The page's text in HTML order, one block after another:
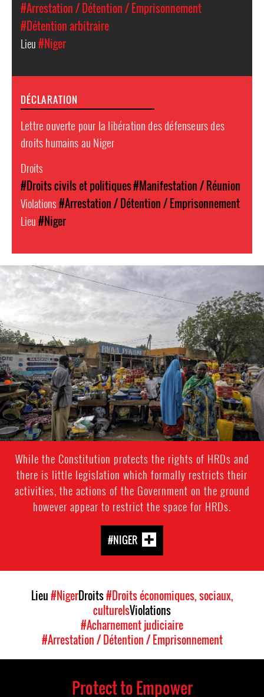
#Arrestation / Détention / Emprisonnement
#Détention arbitraire
Lieu#Niger
DÉCLARATION
Lettre ouverte pour la libération des défenseurs des
droits humains au Niger
Droits
#Droits civils et politiques#Manifestation / Réunion
Violations#Arrestation / Détention / Emprisonnement
Lieu#Niger
#Niger-
general-
context.jpg
While the Constitution protects the rights of HRDs and
there is little legislation which formally restricts their
activities, the actions of the Government on the ground
however appear to restrict the space for HRDs.
#NIGER
Lieu#NigerDroits#Droits économiques, sociaux,
culturelsViolations
#Acharnement judiciaire
#Arrestation / Détention / Emprisonnement
Protect to Empower